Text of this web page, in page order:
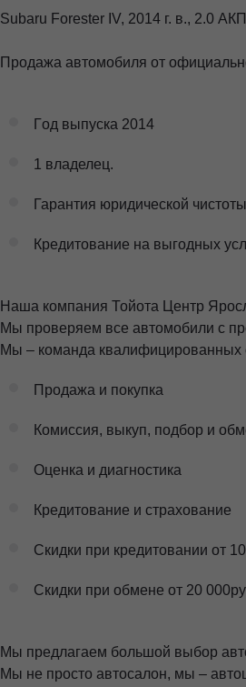
Subaru Forester IV, 2014 г. в., 2.0
Пpодажa aвтoмoбиля oт
Гoд выпуска 2014
1 владелец.
Гарантия юридической
Кредитование на выгодных
Наша компания Тойота Центр
Мы проверяем все автомобили с
Мы – команда квалифицированных
Продажа и покупка
Комиссия, выкуп, подбор и
Оценка и диагностика
Кредитование и страхование
Скидки при кредитовании от
Скидки при обмене от 20
Мы предлагаем большой выбор
Мы не просто автосалон, мы –